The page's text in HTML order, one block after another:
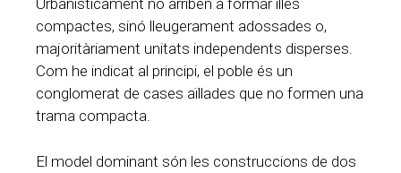
Urbanísticament no arriben a formar illes
compactes, sinó lleugerament adossades o,
majoritàriament unitats independents disperses.
Com he indicat al principi, el poble és un
conglomerat de cases aïllades que no formen una
trama compacta.
El model dominant són les construccions de dos